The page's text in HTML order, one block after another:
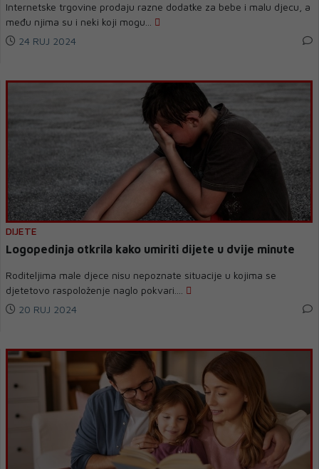
Internetske trgovine prodaju razne dodatke za bebe i malu djecu, a
među njima su i neki koji mogu...
24 RUJ 2024
DIJETE
Logopedinja otkrila kako umiriti dijete u dvije minute
Roditeljima male djece nisu nepoznate situacije u kojima se
djetetovo raspoloženje naglo pokvari....
20 RUJ 2024